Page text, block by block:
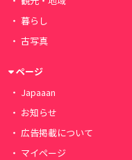
暮らし
古写真
ページ
Japaaan
お知らせ
広告掲載について
マイページ